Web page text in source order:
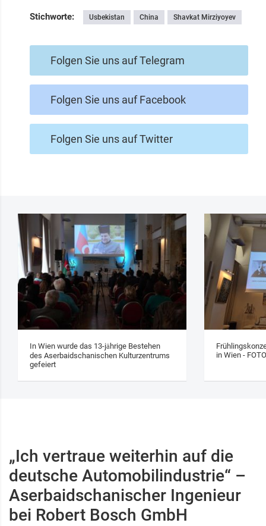
Stichworte: Usbekistan China Shavkat Mirziyoyev
Folgen Sie uns auf Telegram
Folgen Sie uns auf Facebook
Folgen Sie uns auf Twitter
In Wien wurde das 13‑jährige Bestehen
des Aserbaidschanischen Kulturzentrums
gefeiert
in Wien - FOTO
„Ich vertraue weiterhin auf die
deutsche Automobilindustrie“ –
Aserbaidschanischer Ingenieur
bei Robert Bosch GmbH